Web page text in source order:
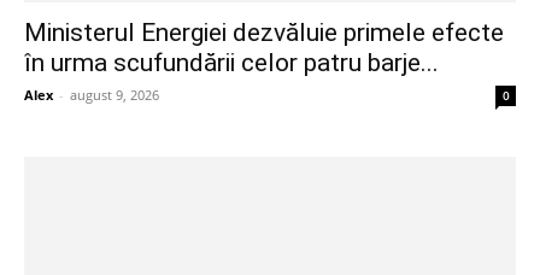
Ministerul Energiei dezvăluie primele efecte
în urma scufundării celor patru barje...
Alex - august 9, 2026 0